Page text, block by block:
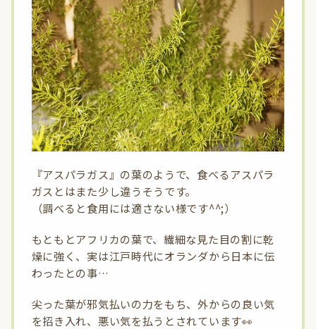
『アスパラガス』の葉のようで、食べるアスパラ
ガスとはまた少し違うそうです。
（調べると食用には適さない様です^^;）
もともとアフリカの葉で、繊細な見た目の割に乾
燥に強く、実は江戸時代にオランダから日本に伝
わったとの事…
尖った葉が邪気払いの力をもち、外からの良い気
を招き入れ、悪い気を払うとされています👀